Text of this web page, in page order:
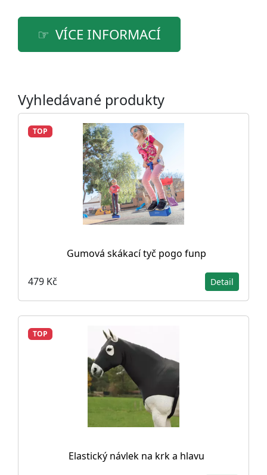
VÍCE INFORMACÍ
Vyhledávané produkty
TOP
Gumová skákací tyč pogo funp
479 Kč Detail
TOP
Elastický návlek na krk a hlavu